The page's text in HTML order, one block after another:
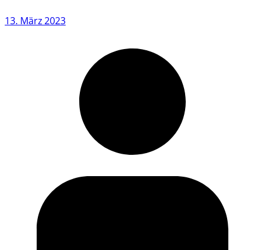
13. März 2023